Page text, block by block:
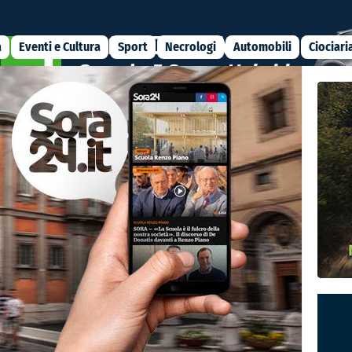
Eventi e Cultura Sport Necrologi Automobili